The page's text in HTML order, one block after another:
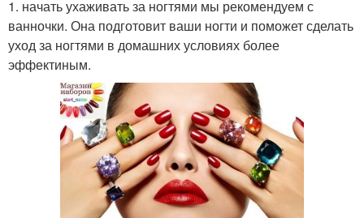
1. начать ухаживать за ногтями мы рекомендуем с
ванночки. Она подготовит ваши ногти и поможет сделать
уход за ногтями в домашних условиях более
эффектиным.